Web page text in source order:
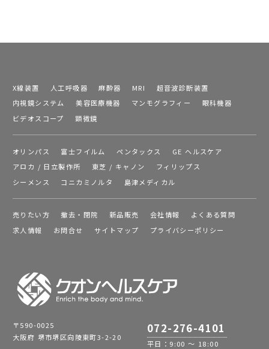
X線装置 人工呼吸器 麻酔器 MRI
超音波診断装置
内視鏡システム
美容医療機器 マンモグラフィー
眼科機器
ビデオスコープ
顕微鏡
オリンパス 富士フイルム ペンタックス
GE ヘルスケア
アロカ / 日立製作所
東芝 / キャノン
フィリップス
シーメンス
コニカミノルタ 島津メディカル
売りたい方 撤去・閉院 新品販売 会社情報
よくある質問
求人情報
お問合せ サイトマップ プライバシーポリシー
〒590-0025
大阪府 堺市堺区向陵東町3-2-20
072-276-4101
平日：9:00 ～ 18:00